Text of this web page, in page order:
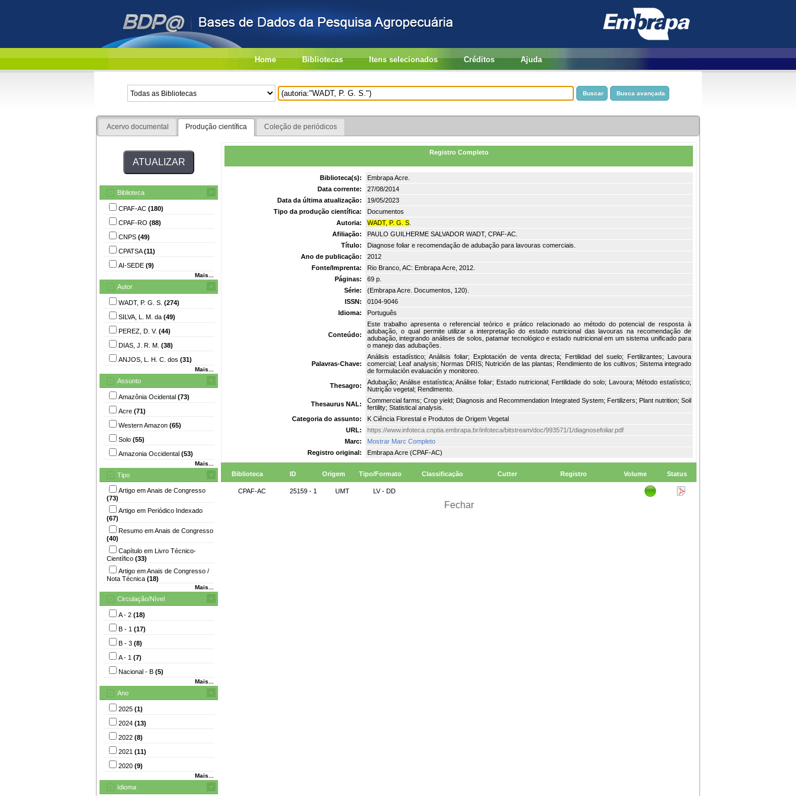
Home Bibliotecas Itens selecionados Créditos Ajuda
Acervo documental Produção científica Coleção de periódicos
Biblioteca
CPAF-AC (180)
CPAF-RO (88)
CNPS (49)
CPATSA(11)
AI-SEDE (9)
Mais...
Autor
WADT, P. G. S. (274)
SILVA, L. M. da (49)
PEREZ, D. V. (44)
DIAS, J. R. M. (38)
ANJOS, L. H. C. dos (31)
Mais...
Assunto
Amazônia Ocidental (73)
Acre (71)
Western Amazon (65)
Solo (55)
Amazonia Occidental (53)
Mais...
Tipo
Artigo em Anais de Congresso
(73)
Artigo em Periódico Indexado
(67)
Resumo em Anais de Congresso
(40)
Capítulo em Livro Técnico-
Científico (33)
Artigo em Anais de Congresso /
Nota Técnica (18)
Mais...
Circulação/Nível
A - 2 (18)
B - 1 (17)
B - 3 (8)
A - 1 (7)
Nacional - B (5)
Mais...
Ano
2025 (1)
2024 (13)
2022 (8)
2021 (11)
2020 (9)
Mais...
Idioma
Registro Completo
Biblioteca(s):
Embrapa Acre.
Data corrente:
27/08/2014
Data da última atualização:
19/05/2023
Tipo da produção científica:
Documentos
Autoria:
WADT, P. G. S
Afiliação:
PAULO GUILHERME SALVADOR WADT, CPAF-AC.
Título:
Diagnose foliar e recomendação de adubação para lavouras comerciais.
Ano de publicação:
2012
Fonte/Imprenta:
Rio Branco, AC: Embrapa Acre, 2012.
Páginas:
69 p.
Série:
(Embrapa Acre. Documentos, 120).
ISSN:
0104-9046
Idioma:
Português
Conteúdo:
Este trabalho apresenta o referencial teórico e prático relacionado ao método do potencial de resposta à
adubação, o qual permite utilizar a interpretação do estado nutricional das lavouras na recomendação de
adubação, integrando análises de solos, patamar tecnológico e estado nutricional em um sistema unificado para
o manejo das adubações.
Palavras-Chave:
Análisis estadístico; Análisis foliar; Explotación de venta directa; Fertilidad del suelo; Fertilizantes; Lavoura
comercial; Leaf analysis; Normas DRIS; Nutrición de las plantas; Rendimiento de los cultivos; Sistema integrado
de formulación evaluación y monitoreo.
Thesagro:
Adubação; Análise estatística; Análise foliar; Estado nutricional; Fertilidade do solo; Lavoura; Método estatístico;
Nutrição vegetal; Rendimento.
Thesaurus NAL:
Commercial farms; Crop yield; Diagnosis and Recommendation Integrated System; Fertilizers; Plant nutrition; Soil
fertility; Statistical analysis.
Categoria do assunto:
K Ciência Florestal e Produtos de Origem Vegetal
URL:
https://www.infoteca.cnptia.embrapa.br/infoteca/bitstream/doc/993571/1/diagnosefoliar.pdf
Marc:
Mostrar Marc Completo
Registro original:
Embrapa Acre (CPAF-AC)
Biblioteca ID Origem Tipo/Formato Classificação Cutter Registro Volume Status
CPAF-AC 25159 - 1 UMT LV - DD
Fechar